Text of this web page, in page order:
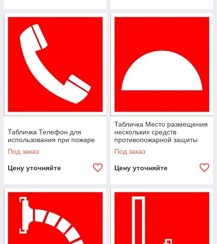
Табличка Телефон для
использования при пожаре
Под заказ
Цену уточняйте
Табличка Место размещения
нескольких средств
противопожарной защиты
Под заказ
Цену уточняйте